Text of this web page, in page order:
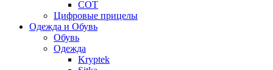
СОТ
Цифровые прицелы
Одежда и Обувь
Обувь
Одежда
Kryptek